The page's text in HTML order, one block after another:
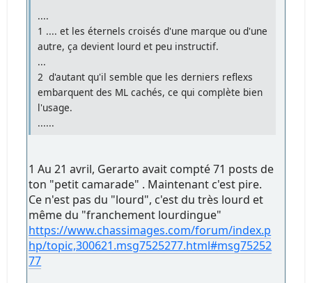
....
1 .... et les éternels croisés d'une marque ou d'une
autre, ça devient lourd et peu instructif.
...
2 d'autant qu'il semble que les derniers reflexs
embarquent des ML cachés, ce qui complète bien
l'usage.
......
1 Au 21 avril, Gerarto avait compté 71 posts de
ton "petit camarade" . Maintenant c'est pire.
Ce n'est pas du "lourd", c'est du très lourd et
même du "franchement lourdingue"
https://www.chassimages.com/forum/index.p
hp/topic,300621.msg7525277.html#msg75252
77